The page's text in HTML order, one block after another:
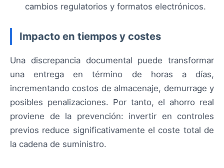
cambios regulatorios y formatos electrónicos.
Impacto en tiempos y costes
Una discrepancia documental puede transformar
una entrega en término de horas a días,
incrementando costos de almacenaje, demurrage y
posibles penalizaciones. Por tanto, el ahorro real
proviene de la prevención: invertir en controles
previos reduce significativamente el coste total de
la cadena de suministro.